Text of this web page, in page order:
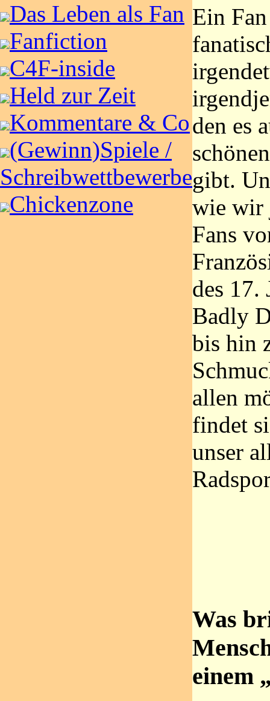
Das Leben als Fan
Fanfiction
C4F-inside
Held zur Zeit
Kommentare & Co
(Gewinn)Spiele /
Schreibwettbewerbe
Chickenzone
Ein
den es
gibt.
wie wir
Fans
des 17.
Badly
bis hin
allen
findet
unser
Was
einem